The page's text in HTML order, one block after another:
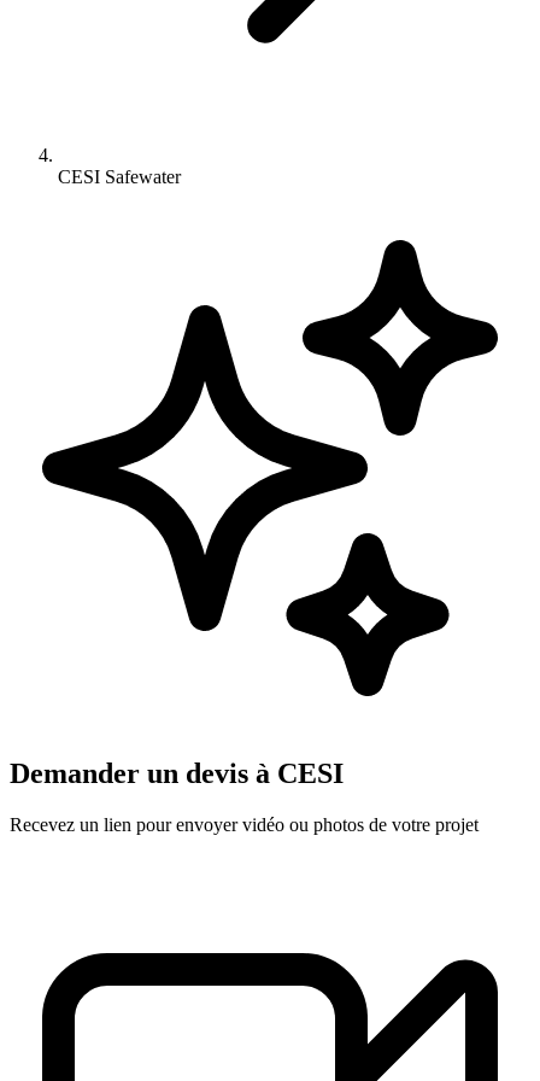
CESI Safewater
Demander un devis à CESI
Recevez un lien pour envoyer vidéo ou photos de votre projet